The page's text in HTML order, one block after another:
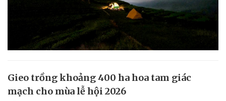
Gieo trồng khoảng 400 ha hoa tam giác
mạch cho mùa lễ hội 2026